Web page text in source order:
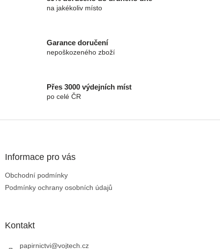
na jakékoliv místo
Garance doručení
nepoškozeného zboží
Přes 3000 výdejních míst
po celé ČR
Informace pro vás
Obchodní podmínky
Podmínky ochrany osobních údajů
Kontakt
papirnictvi@vojtech.cz